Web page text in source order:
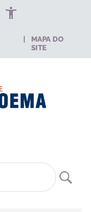
accessibility_new
MAPA DO
SITE